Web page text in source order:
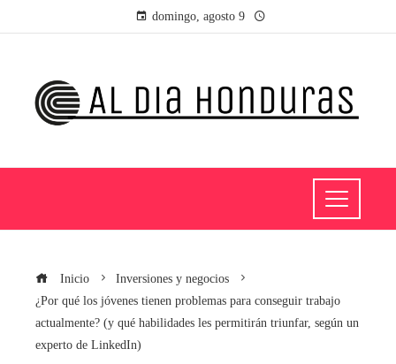
domingo, agosto 9
Inicio
Inversiones y negocios
¿Por qué los jóvenes tienen problemas para conseguir trabajo
actualmente? (y qué habilidades les permitirán triunfar, según un
experto de LinkedIn)